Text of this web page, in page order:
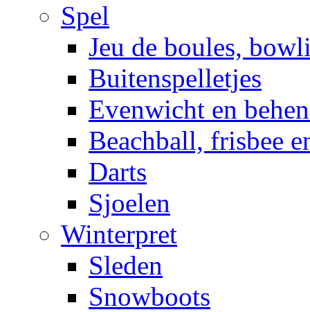
Spel
Jeu de boules,
Buitenspelletjes
Evenwicht en
Beachball, frisbee
Darts
Sjoelen
Winterpret
Sleden
Snowboots